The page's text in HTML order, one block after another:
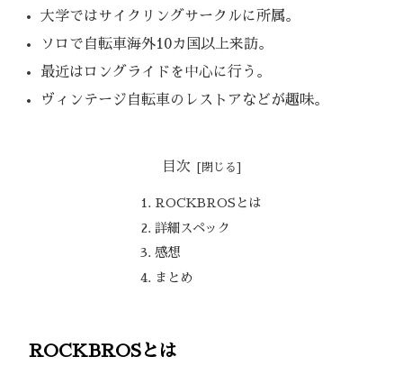
大学ではサイクリングサークルに所属。
ソロで自転車海外10カ国以上来訪。
最近はロングライドを中心に行う。
ヴィンテージ自転車のレストアなどが趣味。
目次
ROCKBROSとは
詳細スペック
感想
まとめ
ROCKBROSとは